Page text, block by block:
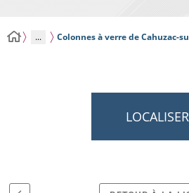
... Colonnes à verre de Cahuzac-
LOCALISER